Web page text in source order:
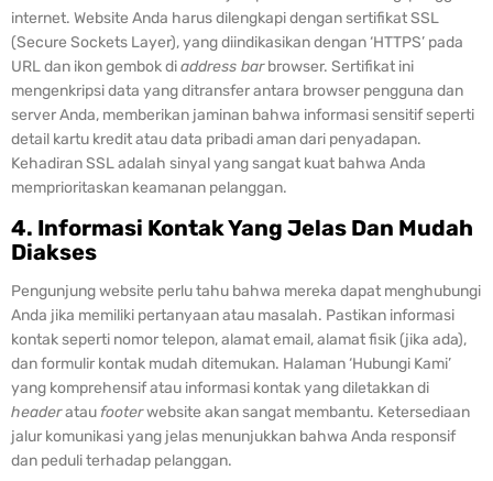
internet. Website Anda harus dilengkapi dengan sertifikat SSL
(Secure Sockets Layer), yang diindikasikan dengan ‘HTTPS’ pada
URL dan ikon gembok diaddress barbrowser. Sertifikat ini
mengenkripsi data yang ditransfer antara browser pengguna dan
server Anda, memberikan jaminan bahwa informasi sensitif seperti
detail kartu kredit atau data pribadi aman dari penyadapan.
Kehadiran SSL adalah sinyal yang sangat kuat bahwa Anda
memprioritaskan keamanan pelanggan.
4. Informasi Kontak Yang Jelas Dan Mudah
Diakses
Pengunjung website perlu tahu bahwa mereka dapat menghubungi
Anda jika memiliki pertanyaan atau masalah. Pastikan informasi
kontak seperti nomor telepon, alamat email, alamat fisik (jika ada),
dan formulir kontak mudah ditemukan. Halaman ‘Hubungi Kami’
yang komprehensif atau informasi kontak yang diletakkan di
headerataufooterwebsite akan sangat membantu. Ketersediaan
jalur komunikasi yang jelas menunjukkan bahwa Anda responsif
dan peduli terhadap pelanggan.